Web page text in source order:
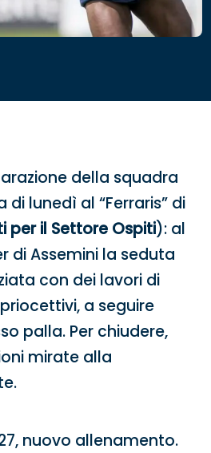
della squadra
lunedì al “Ferraris” di
per il Settore Ospiti): al
di Assemini la seduta
con dei lavori di
a seguire
palla. Per chiudere,
mirate alla
nuovo allenamento.